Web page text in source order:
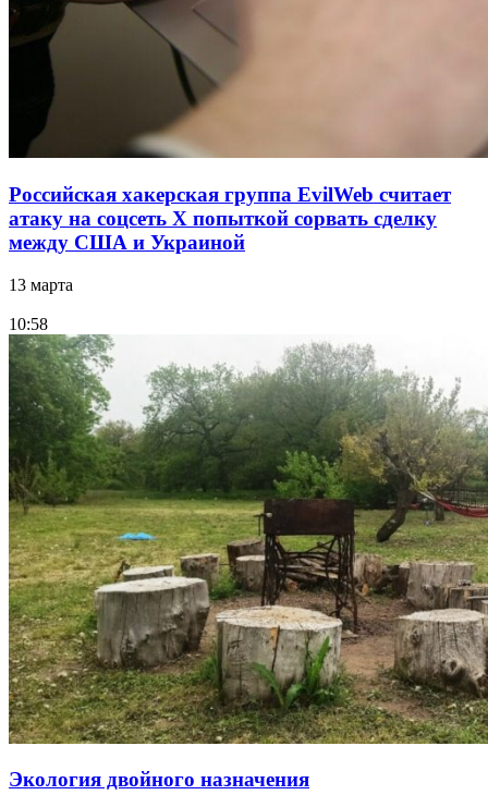
Российская хакерская группа EvilWeb считает
атаку на соцсеть Х попыткой сорвать сделку
между США и Украиной
13 марта
10:58
Экология двойного назначения